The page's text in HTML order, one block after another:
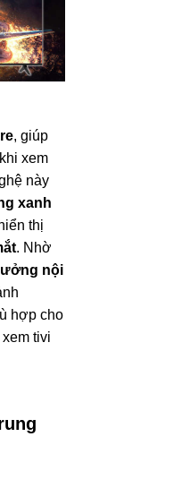
, giúp
xem
này
xanh
thị
. Nhờ
nội
hợp cho
xem tivi